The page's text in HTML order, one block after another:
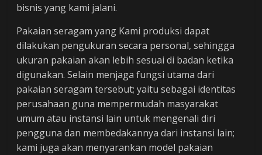
bisnis yang kami jalani.
Pakaian seragam yang Kami produksi dapat
dilakukan pengukuran secara personal, sehingga
ukuran pakaian akan lebih sesuai di badan ketika
digunakan. Selain menjaga fungsi utama dari
pakaian seragam tersebut; yaitu sebagai identitas
perusahaan guna mempermudah masyarakat
umum atau instansi lain untuk mengenali diri
pengguna dan membedakannya dari instansi lain;
kami juga akan menyarankan model pakaian